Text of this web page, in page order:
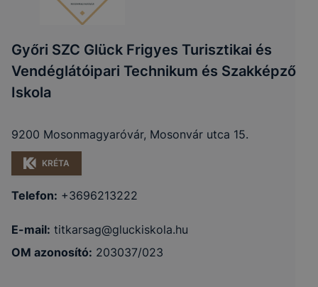
Győri SZC Glück Frigyes Turisztikai és
Vendéglátóipari Technikum és Szakképző
Iskola
9200 Mosonmagyaróvár, Mosonvár utca 15.
KRÉTA
Telefon: +3696213222
E-mail: titkarsag@gluckiskola.hu
OM azonosító: 203037/023